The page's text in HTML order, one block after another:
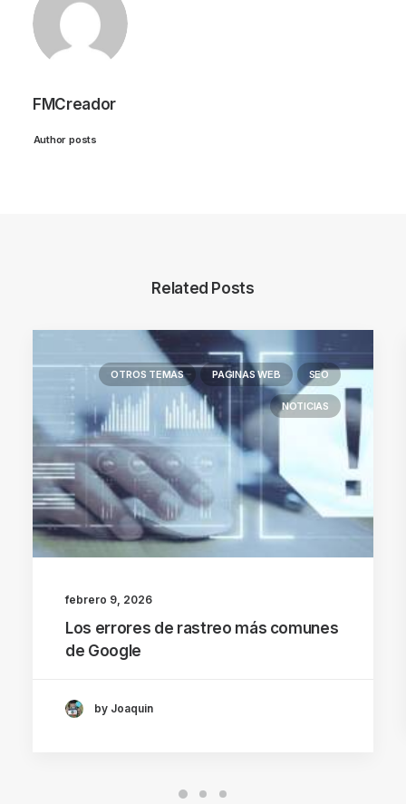
FMCreador
Author posts
Related Posts
OTROS TEMAS PAGINAS WEB SEO
NOTICIAS
febrero 9, 2026
Los errores de rastreo más comunes
de Google
by Joaquin